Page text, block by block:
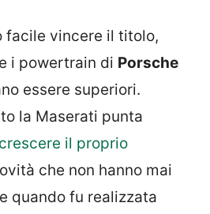
facile vincere il titolo,
i powertrain di Porsche
essere superiori.
la Maserati punta
il proprio
che non hanno mai
quando fu realizzata